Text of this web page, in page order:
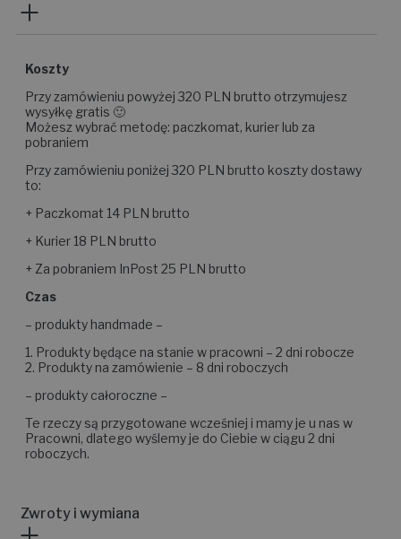
Koszty
Przy zamówieniu powyżej 320 PLN brutto otrzymujesz
wysyłkę gratis 🙂
Możesz wybrać metodę: paczkomat, kurier lub za
pobraniem
Przy zamówieniu poniżej 320 PLN brutto koszty dostawy
to:
+ Paczkomat 14 PLN brutto
+ Kurier 18 PLN brutto
+ Za pobraniem InPost 25 PLN brutto
Czas
– produkty handmade –
1. Produkty będące na stanie w pracowni – 2 dni robocze
2. Produkty na zamówienie – 8 dni roboczych
– produkty całoroczne –
Te rzeczy są przygotowane wcześniej i mamy je u nas w
Pracowni, dlatego wyślemy je do Ciebie w ciągu 2 dni
roboczych.
Zwroty i wymiana